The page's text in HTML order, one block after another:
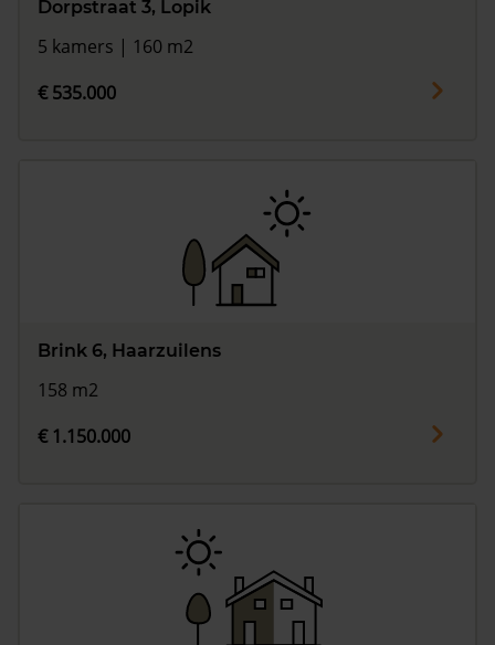
Dorpstraat 3, Lopik
5 kamers | 160 m2
€ 535.000
Brink 6, Haarzuilens
158 m2
€ 1.150.000